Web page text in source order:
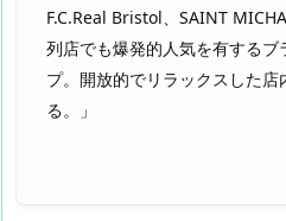
F.C.Real Bristol、SAINT
列店でも爆発的人気を有するブ
プ。開放的でリラックスした
る。」